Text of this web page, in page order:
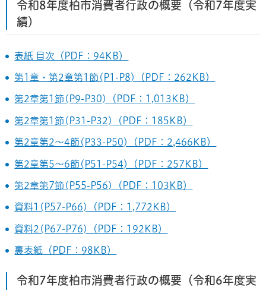
令和8年度柏市消費者行政の概要（令和7年度実
績）
表紙 目次（PDF：94KB）
第1章・第2章第1節(P1-P8)（PDF：262KB）
第2章第1節(P9-P30)（PDF：1,013KB）
第2章第1節(P31-P32)（PDF：185KB）
第2章第2～4節(P33-P50)（PDF：2,466KB）
第2章第5～6節(P51-P54)（PDF：257KB）
第2章第7節(P55-P56)（PDF：103KB）
資料1(P57-P66)（PDF：1,772KB）
資料2(P67-P76)（PDF：192KB）
裏表紙（PDF：98KB）
令和7年度柏市消費者行政の概要（令和6年度実